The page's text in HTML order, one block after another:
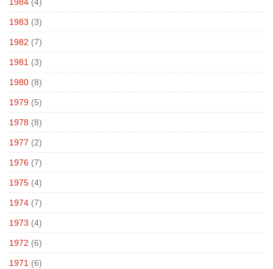
1984 (4)
1983 (3)
1982 (7)
1981 (3)
1980 (8)
1979 (5)
1978 (8)
1977 (2)
1976 (7)
1975 (4)
1974 (7)
1973 (4)
1972 (6)
1971 (6)